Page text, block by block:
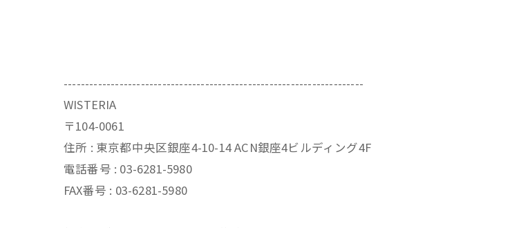
----------------------------------------------------------------------
WISTERIA
〒104-0061
住所 : 東京都中央区銀座4-10-14 ACN銀座4ビルディング4F
電話番号 : 03-6281-5980
FAX番号 : 03-6281-5980